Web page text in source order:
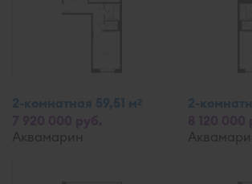
2-комнатная 59,51 м2
Аквамарин
2-